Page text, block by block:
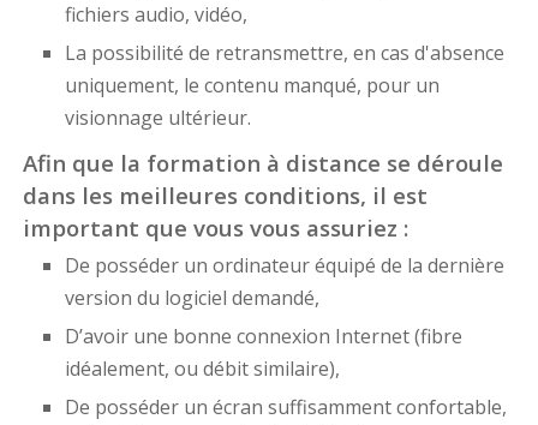
fichiers audio, vidéo,
La possibilité de retransmettre, en cas d'absence
uniquement, le contenu manqué, pour un
visionnage ultérieur.
Afin que la formation à distance se déroule
dans les meilleures conditions, il est
important que vous vous assuriez :
De posséder un ordinateur équipé de la dernière
version du logiciel demandé,
D’avoir une bonne connexion Internet (fibre
idéalement, ou débit similaire),
De posséder un écran suffisamment confortable,